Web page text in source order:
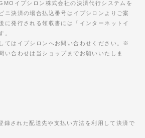
イプシロン株式会社の決済代行システムを
ニ決済の場合払込番号はイプシロンよりご案
に発行される領収書には「インターネットイ
。
てはイプシロンへお問い合わせください。※
い合わせは当ショップまでお願いいたしま
録された配送先や支払い方法を利用して決済で